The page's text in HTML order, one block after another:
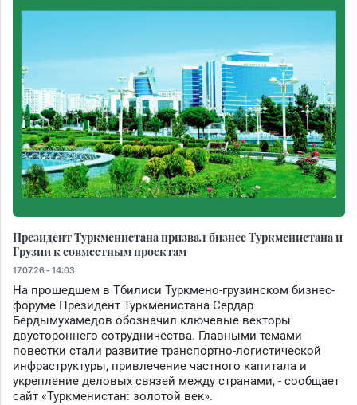
Президент Туркменистана призвал бизнес Туркменистана и
Грузии к совместным проектам
17.07.26 - 14:03
На прошедшем в Тбилиси Туркмено-грузинском бизнес-
форуме Президент Туркменистана Сердар
Бердымухамедов обозначил ключевые векторы
двустороннего сотрудничества. Главными темами
повестки стали развитие транспортно-логистической
инфраструктуры, привлечение частного капитала и
укрепление деловых связей между странами, - сообщает
сайт «Туркменистан: золотой век».